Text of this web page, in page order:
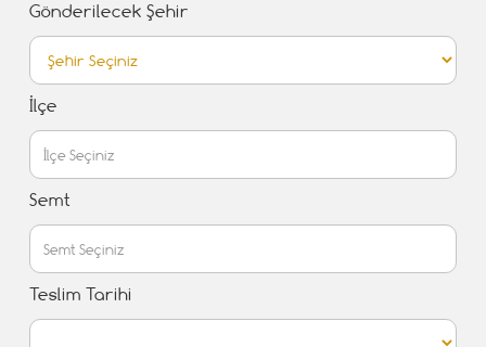
Gönderilecek Şehir
İlçe
Semt
Teslim Tarihi